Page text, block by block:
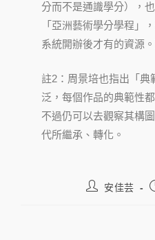
分而不是通識學分），
「亞洲藝術學分學程」
系統開辦後才有的資源。
註2：周景培也指出「典
泛，每個作品的典範性
不過仍可以去觀察其構
代所繼承、轉化。
安佳芸